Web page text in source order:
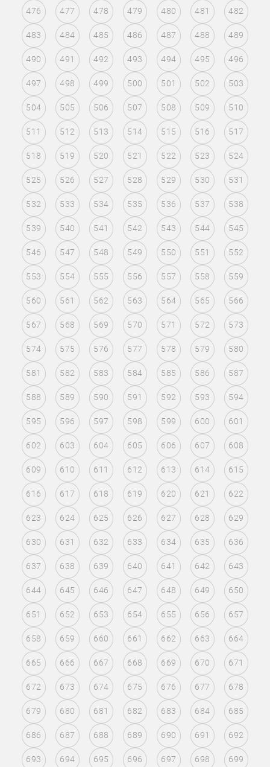
476 477 478 479 480 481 482
483 484 485 486 487 488 489
490 491 492 493 494 495 496
497 498 499 500 501 502 503
504 505 506 507 508 509 510
511 512 513 514 515 516 517
518 519 520 521 522 523 524
525 526 527 528 529 530 531
532 533 534 535 536 537 538
539 540 541 542 543 544 545
546 547 548 549 550 551 552
553 554 555 556 557 558 559
560 561 562 563 564 565 566
567 568 569 570 571 572 573
574 575 576 577 578 579 580
581 582 583 584 585 586 587
588 589 590 591 592 593 594
595 596 597 598 599 600 601
602 603 604 605 606 607 608
609 610 611 612 613 614 615
616 617 618 619 620 621 622
623 624 625 626 627 628 629
630 631 632 633 634 635 636
637 638 639 640 641 642 643
644 645 646 647 648 649 650
651 652 653 654 655 656 657
658 659 660 661 662 663 664
665 666 667 668 669 670 671
672 673 674 675 676 677 678
679 680 681 682 683 684 685
686 687 688 689 690 691 692
693 694 695 696 697 698 699